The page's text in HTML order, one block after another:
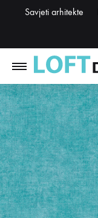
Savjeti arhitekte